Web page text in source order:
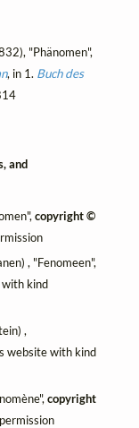
"Phänomen",
, in 1. Buch des
and
copyright ©
, "Fenomeen",
kind
,
website with kind
copyright